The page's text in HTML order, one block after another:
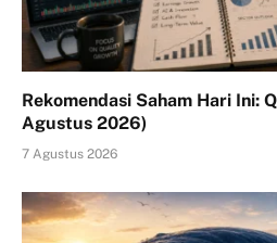
Rekomendasi Saham Hari Ini:
Agustus 2026)
7 Agustus 2026